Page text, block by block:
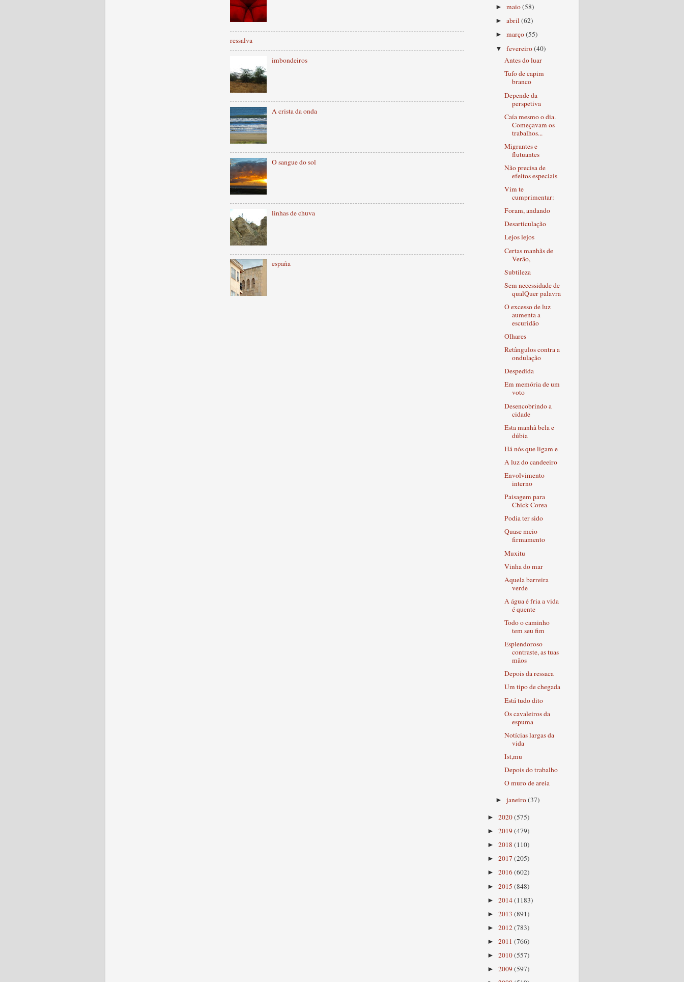
ressalva
imbondeiros
A crista da onda
O sangue do sol
linhas de chuva
españa
►maio(58)
►abril(62)
►março(55)
▼fevereiro(40)
Antes do luar
Tufo de capim
branco
Depende da
perspetiva
Caía mesmo o dia.
Começavam os
trabalhos...
Migrantes e
flutuantes
Não precisa de
efeitos especiais
Vim te
cumprimentar:
Foram, andando
Desarticulação
Lejos lejos
Certas manhãs de
Verão,
Subtileza
Sem necessidade de
qualQuer palavra
O excesso de luz
aumenta a
escuridão
Olhares
Retângulos contra a
ondulação
Despedida
Em memória de um
voto
Desencobrindo a
cidade
Esta manhã bela e
dúbia
Há nós que ligam e
A luz do candeeiro
Envolvimento
interno
Paisagem para
Chick Corea
Podia ter sido
Quase meio
firmamento
Muxitu
Vinha do mar
Aquela barreira
verde
A água é fria a vida
é quente
Todo o caminho
tem seu fim
Esplendoroso
contraste, as tuas
mãos
Depois da ressaca
Um tipo de chegada
Está tudo dito
Os cavaleiros da
espuma
Notícias largas da
vida
Ist,mu
Depois do trabalho
O muro de areia
►janeiro(37)
► 2020(575)
► 2019(479)
► 2018 (110)
► 2017 (205)
► 2016(602)
► 2015 (848)
► 2014(1183)
► 2013 (891)
► 2012(783)
► 2011 (766)
► 2010(557)
► 2009(597)